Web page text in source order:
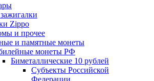
Zippo
и прочее
и памятные монеты
монеты РФ
Биметаллические 10 рублей
Субъекты Российской
Федерации